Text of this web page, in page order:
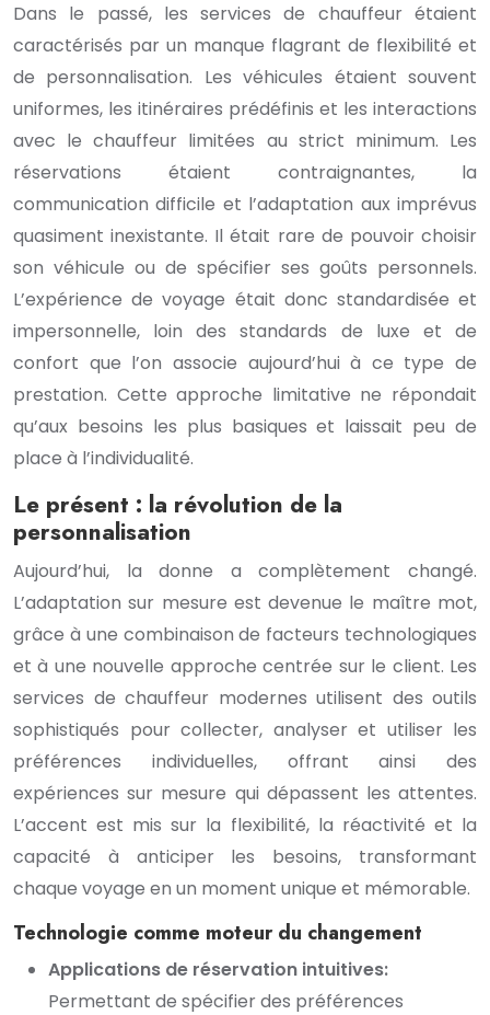
Dans le passé, les services de chauffeur étaient
caractérisés par un manque flagrant de flexibilité et
de personnalisation. Les véhicules étaient souvent
uniformes, les itinéraires prédéfinis et les interactions
avec le chauffeur limitées au strict minimum. Les
réservations étaient contraignantes, la
communication difficile et l’adaptation aux imprévus
quasiment inexistante. Il était rare de pouvoir choisir
son véhicule ou de spécifier ses goûts personnels.
L’expérience de voyage était donc standardisée et
impersonnelle, loin des standards de luxe et de
confort que l’on associe aujourd’hui à ce type de
prestation. Cette approche limitative ne répondait
qu’aux besoins les plus basiques et laissait peu de
place à l’individualité.
Le présent : la révolution de la
personnalisation
Aujourd’hui, la donne a complètement changé.
L’adaptation sur mesure est devenue le maître mot,
grâce à une combinaison de facteurs technologiques
et à une nouvelle approche centrée sur le client. Les
services de chauffeur modernes utilisent des outils
sophistiqués pour collecter, analyser et utiliser les
préférences individuelles, offrant ainsi des
expériences sur mesure qui dépassent les attentes.
L’accent est mis sur la flexibilité, la réactivité et la
capacité à anticiper les besoins, transformant
chaque voyage en un moment unique et mémorable.
Technologie comme moteur du changement
Applications de réservation intuitives:
Permettant de spécifier des préférences